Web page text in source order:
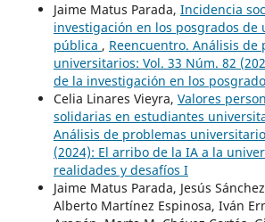
Jaime Matus Parada, Incidencia
investigación en los posgrados de
pública , Reencuentro. Análisis de
universitarios: Vol. 33 Núm. 82
de la investigación en los
Celia Linares Vieyra, Valores
solidarias en estudiantes
Análisis de problemas
(2024): El arribo de la IA a la
realidades y desafíos I
Jaime Matus Parada, Jesús
Alberto Martínez Espinosa, Iván